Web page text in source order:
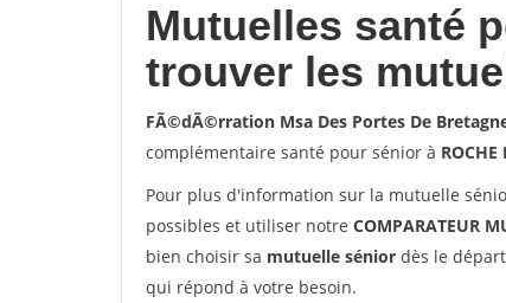
Mutuelles santé
trouver les
FÃ©dÃ©rration Msa Des Portes De
complémentaire santé pour sénior à ROCHE
Pour plus d'information sur la mutuelle
possibles et utiliser notre COMPARATEUR
bien choisir sa mutuelle sénior dès le
qui répond à votre besoin.